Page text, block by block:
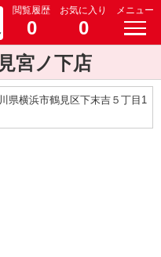
閲覧履歴
0
お気に入り
0
メニュー
宮ノ下店
県横浜市鶴見区下末吉５丁目1